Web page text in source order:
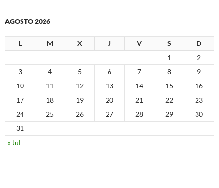
AGOSTO 2026
L M X J V S
D
1
2
3
4 5 6 7 8
9
10
11 12 13 14 15
16
17
18 19 20 21 22
23
24
25 26 27 28 29
30
31
« Jul